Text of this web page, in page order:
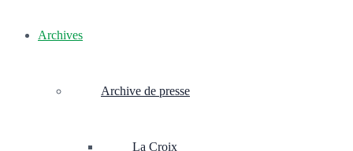
Archives
Archive de presse
La Croix